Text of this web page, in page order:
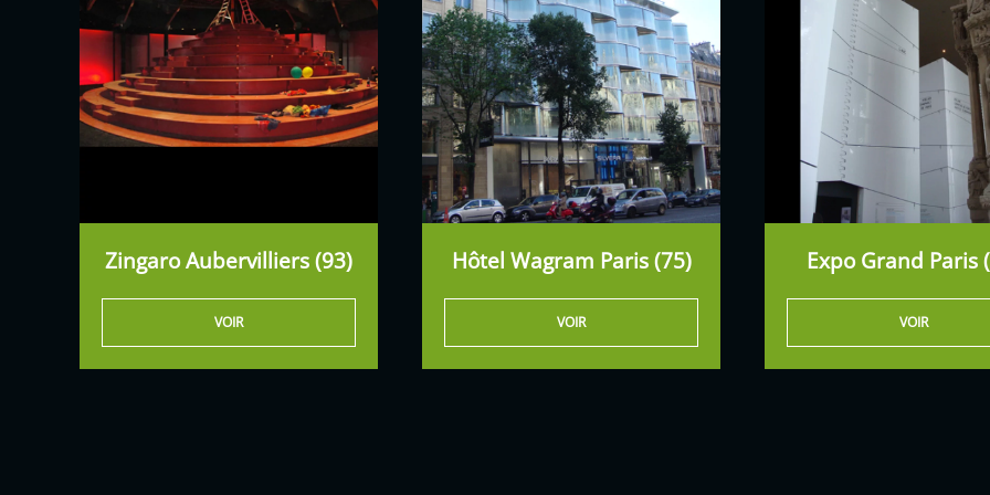
Zingaro Aubervilliers (93)
VOIR
Hôtel Wagram Paris (75)
VOIR
Expo Grand Paris
VOIR